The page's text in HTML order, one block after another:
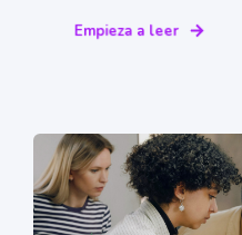
Empieza a leer